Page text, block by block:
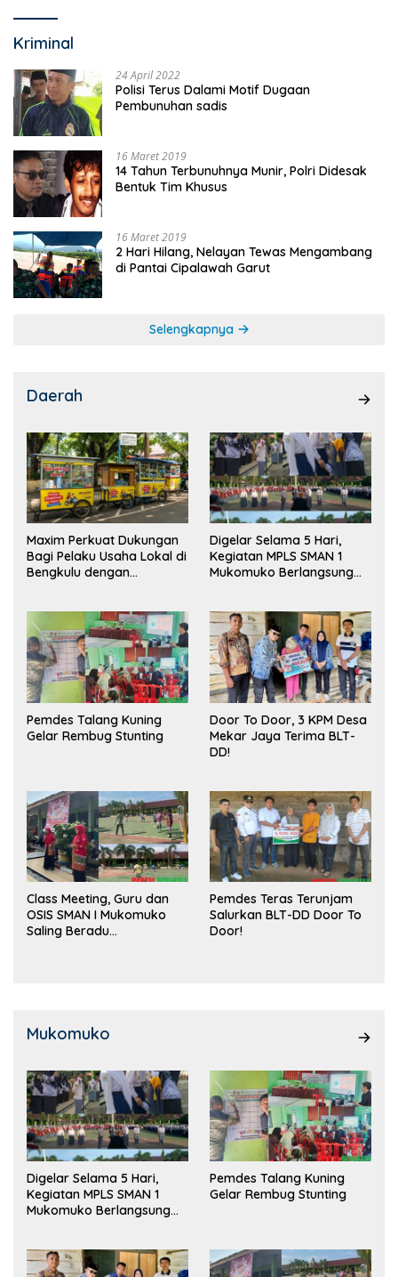
Kriminal
24 April 2022
Polisi Terus Dalami Motif Dugaan
Pembunuhan sadis
16 Maret 2019
14 Tahun Terbunuhnya Munir, Polri Didesak
Bentuk Tim Khusus
16 Maret 2019
2 Hari Hilang, Nelayan Tewas Mengambang
di Pantai Cipalawah Garut
Selengkapnya
Daerah
Maxim Perkuat Dukungan
Bagi Pelaku Usaha Lokal di
Bengkulu dengan
Pasar
Digelar Selama 5 Hari,
Kegiatan MPLS SMAN 1
Mukomuko Berlangsung
Pemdes Talang Kuning
Gelar Rembug Stunting
Door To Door, 3 KPM Desa
Mekar Jaya Terima BLT-
DD!
Class Meeting, Guru dan
OSIS SMAN I Mukomuko
Saling Beradu
Pemdes Teras Terunjam
Salurkan BLT-DD Door To
Door!
Mukomuko
Digelar Selama 5 Hari,
Kegiatan MPLS SMAN 1
Mukomuko Berlangsung
Pemdes Talang Kuning
Gelar Rembug Stunting